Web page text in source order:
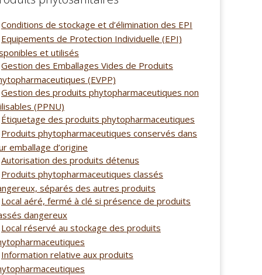
Conditions de stockage et d’élimination des EPI
Equipements de Protection Individuelle (EPI)
et utilisés
Gestion des Emballages Vides de Produits
(EVPP)
Gestion des produits phytopharmaceutiques non
(PPNU)
Étiquetage des produits phytopharmaceutiques
Produits phytopharmaceutiques conservés dans
emballage d’origine
Autorisation des produits détenus
Produits phytopharmaceutiques classés
séparés des autres produits
Local aéré, fermé à clé si présence de produits
dangereux
Local réservé au stockage des produits
Information relative aux produits